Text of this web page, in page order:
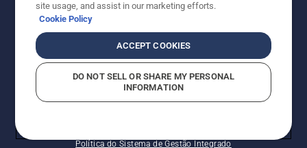
Política do Sistema de Gestão Integrado
site usage, and assist in our marketing efforts.
Cookie Policy
ACCEPT COOKIES
DO NOT SELL OR SHARE MY PERSONAL
INFORMATION